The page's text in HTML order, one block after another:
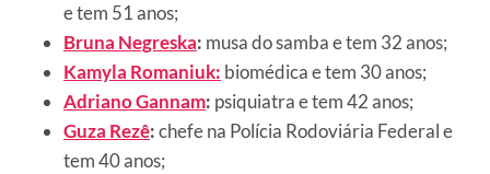
e tem 51 anos;
Bruna Negreska: musa do samba e tem 32 anos;
Kamyla Romaniuk: biomédica e tem 30 anos;
Adriano Gannam: psiquiatra e tem 42 anos;
Guza Rezê:chefe na Polícia Rodoviária Federal e
tem 40 anos;